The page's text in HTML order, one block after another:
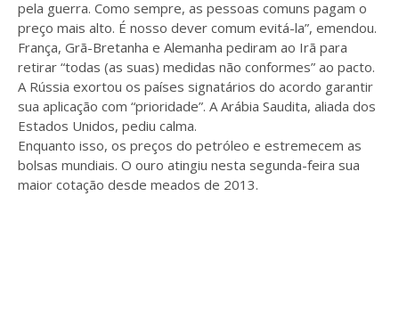
pela guerra. Como sempre, as pessoas comuns pagam o
preço mais alto. É nosso dever comum evitá-la”, emendou.
França, Grã-Bretanha e Alemanha pediram ao Irã para
retirar “todas (as suas) medidas não conformes” ao pacto.
A Rússia exortou os países signatários do acordo garantir
sua aplicação com “prioridade”. A Arábia Saudita, aliada dos
Estados Unidos, pediu calma.
Enquanto isso, os preços do petróleo e estremecem as
bolsas mundiais. O ouro atingiu nesta segunda-feira sua
maior cotação desde meados de 2013.